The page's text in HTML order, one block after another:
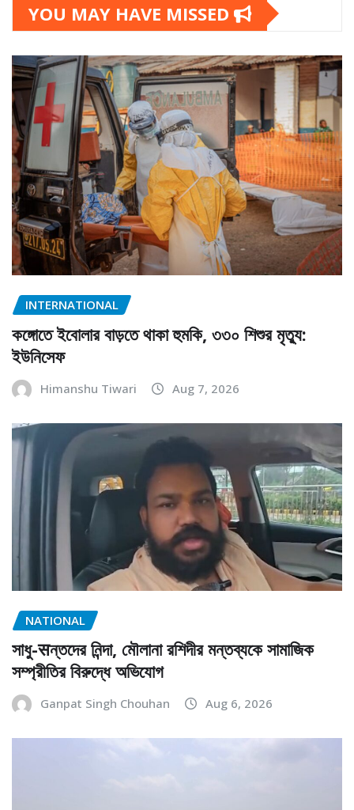
YOU MAY HAVE MISSED
INTERNATIONAL
কঙ্গোতে ইবোলার বাড়তে থাকা হুমকি, ৩৩০ শিশুর মৃত্যু:
ইউনিসেফ
Himanshu Tiwari Aug 7, 2026
NATIONAL
সাধু-सন্তদের নিন্দা, মৌলানা রশিদীর মন্তব্যকে সামাজিক
সম্প্রীতির বিরুদ্ধে অভিযোগ
Ganpat Singh Chouhan Aug 6, 2026